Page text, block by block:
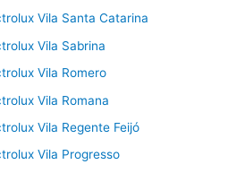
Vila Santa Catarina
Vila Sabrina
Vila Romero
Vila Romana
Vila Regente Feijó
Vila Progresso